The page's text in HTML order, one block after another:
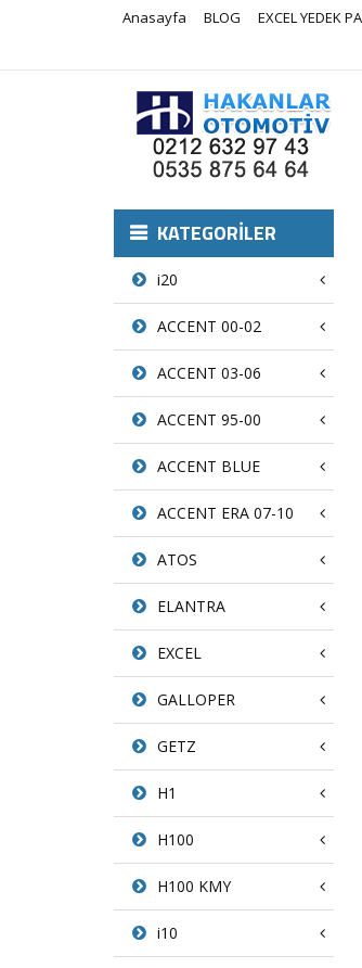
Anasayfa BLOG EXCEL YEDEK
KATEGORILER
i20
ACCENT 00-02
ACCENT 03-06
ACCENT 95-00
ACCENT BLUE
ACCENT ERA 07-10
ATOS
ELANTRA
EXCEL
GALLOPER
GETZ
H1
H100
H100 KMY
i10